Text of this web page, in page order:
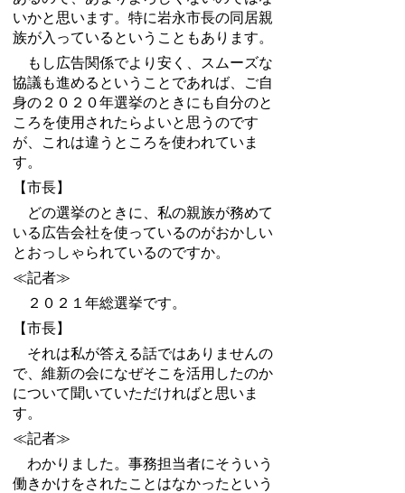
いかと思います。特に岩永市長の同居親
族が入っているということもあります。
もし広告関係でより安く、スムーズな
協議も進めるということであれば、ご自
身の２０２０年選挙のときにも自分のと
ころを使用されたらよいと思うのです
が、これは違うところを使われていま
す。
【市長】
どの選挙のときに、私の親族が務めて
いる広告会社を使っているのがおかしい
とおっしゃられているのですか。
≪記者≫
２０２１年総選挙です。
【市長】
それは私が答える話ではありませんの
で、維新の会になぜそこを活用したのか
について聞いていただければと思いま
す。
≪記者≫
わかりました。事務担当者にそういう
働きかけをされたことはなかったという